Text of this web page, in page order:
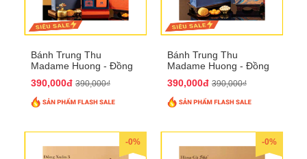
Bánh Trung Thu
Madame Huong - Đồng
390,000đ 390,000₫
Bánh Trung Thu
Madame Huong - Đồng
390,000đ 390,000₫
-0% -0%